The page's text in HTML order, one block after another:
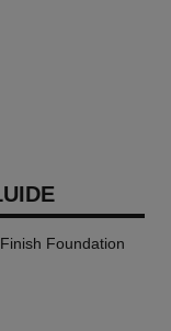
Foundation